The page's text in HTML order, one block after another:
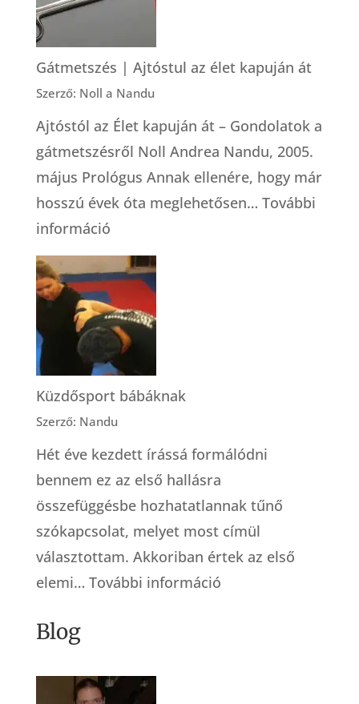
Gátmetszés | Ajtóstul az élet kapuján át
Szerző: Noll a Nandu
Ajtóstól az Élet kapuján át – Gondolatok a
gátmetszésről Noll Andrea Nandu, 2005.
május Prológus Annak ellenére, hogy már
hosszú évek óta meglehetősen… További
információ:
Gátmetszés
|
Ajtóstul
az
élet
kapuján
át
Küzdősport bábáknak
Szerző: Nandu
Hét éve kezdett írássá formálódni
bennem ez az első hallásra
összefüggésbe hozhatatlannak tűnő
szókapcsolat, melyet most címül
választottam. Akkoriban értek az első
elemi… További információ:
Blog